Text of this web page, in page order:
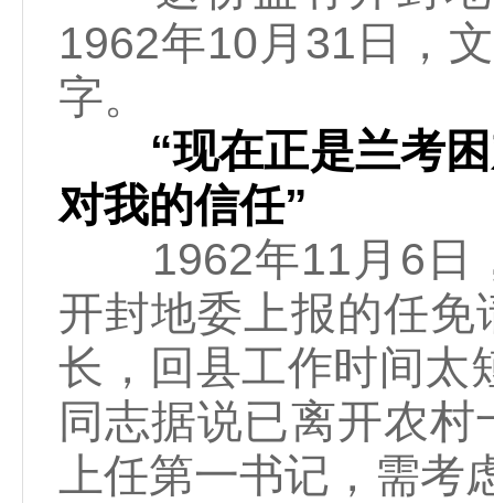
1962年10月31日，
字。
“现在正是兰考困
对我的信任”
1962年11月6日，
开封地委上报的任
长，回县工作时间太
同志据说已离开农
上任第一书记，需考